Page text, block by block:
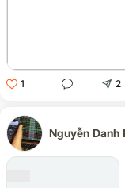
1 2
Nguyễn Danh